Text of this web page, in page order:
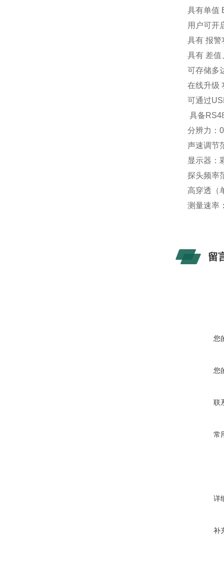
具有单值
用户可开
具有 报警
具有 差值
可存储多
在线升级
可通过
具备
分辨力：
声速调节
显示器：
探头频率
高穿透（
测量速率
留
您
您
联
常
详
补